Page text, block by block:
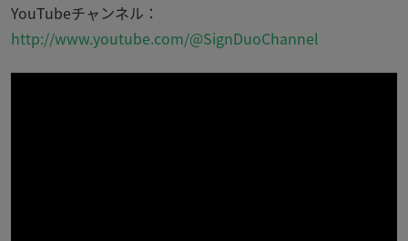
YouTubeチャンネル：
http://www.youtube.com/@SignDuoChannel